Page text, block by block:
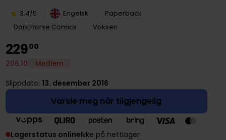
3.4/5 Engelsk
Paperback
Dark Horse Comics
Voksen
22900
206,10 Medlem
Slippdato: 13. desember 2016
Varsle meg når tilgjengelig
Lagerstatus onlineIkke på nettlager